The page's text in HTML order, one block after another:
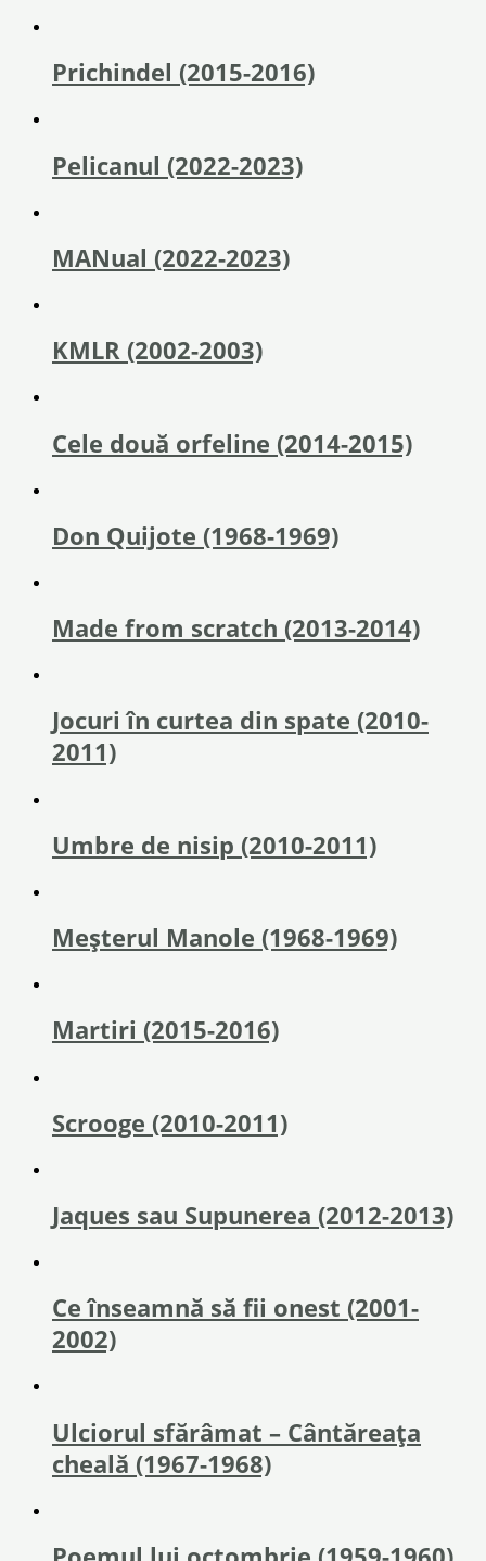
Prichindel (2015-2016)
Pelicanul (2022-2023)
MANual (2022-2023)
KMLR (2002-2003)
Cele două orfeline (2014-2015)
Don Quijote (1968-1969)
Made from scratch (2013-2014)
Jocuri în curtea din spate (2010-
2011)
Umbre de nisip (2010-2011)
Meşterul Manole (1968-1969)
Martiri (2015-2016)
Scrooge (2010-2011)
Jaques sau Supunerea (2012-2013)
Ce înseamnă să fii onest (2001-
2002)
Ulciorul sfărâmat – Cântăreața
cheală (1967-1968)